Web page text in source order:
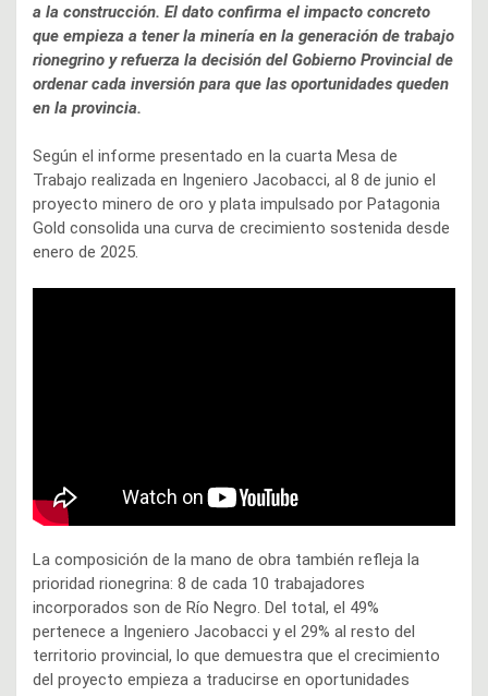
a la construcción. El dato confirma el impacto concreto
que empieza a tener la minería en la generación de trabajo
rionegrino y refuerza la decisión del Gobierno Provincial de
ordenar cada inversión para que las oportunidades queden
en la provincia.
Según el informe presentado en la cuarta Mesa de
Trabajo realizada en Ingeniero Jacobacci, al 8 de junio el
proyecto minero de oro y plata impulsado por Patagonia
Gold consolida una curva de crecimiento sostenida desde
enero de 2025.
La composición de la mano de obra también refleja la
prioridad rionegrina: 8 de cada 10 trabajadores
incorporados son de Río Negro. Del total, el 49%
pertenece a Ingeniero Jacobacci y el 29% al resto del
territorio provincial, lo que demuestra que el crecimiento
del proyecto empieza a traducirse en oportunidades